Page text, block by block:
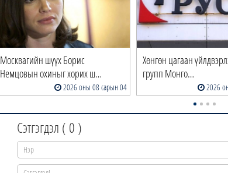
Москвагийн шүүх Борис
Немцовын охиныг хорих ш…
2026 оны 08 сарын 04
Хөнгөн цагаан
групп Монго…
2026
Сэтгэгдэл ( 0 )